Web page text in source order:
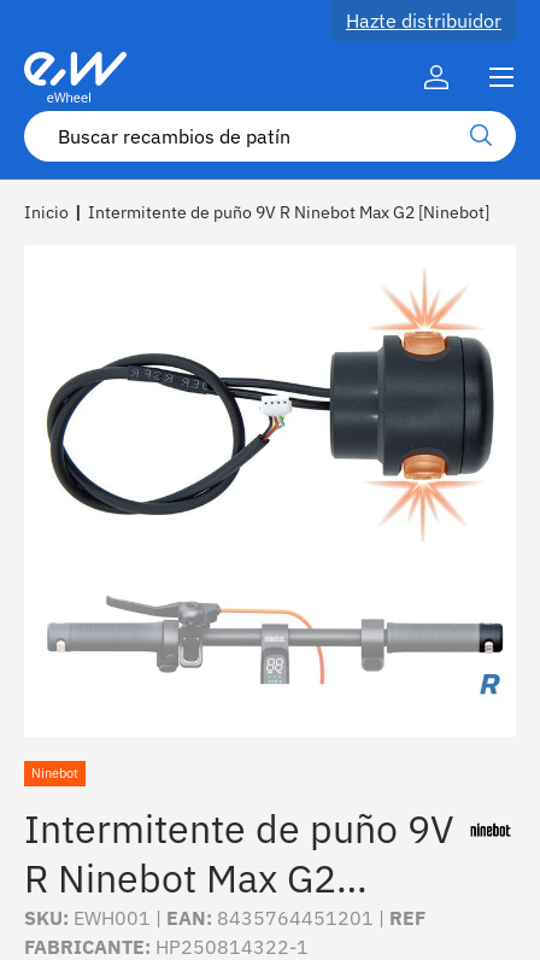
Ir al contenido
Hazte distribuidor
Buscar Buscar
Cuenta
Menú
Inicio | Intermitente de puño 9V R Ninebot Max G2 [Ninebot]
Ninebot
Intermitente de puño 9V
R Ninebot Max G2
[Ninebot]
SKU: EWH001 | EAN: 8435764451201 | REF
FABRICANTE: HP250814322-1